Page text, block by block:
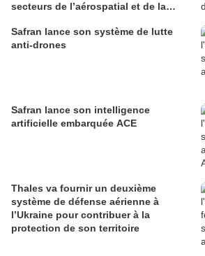
secteurs de l’aérospatial et de la
Safran lance son système de lutte
anti-drones
Safran lance son intelligence
artificielle embarquée ACE
Thales va fournir un deuxième
système de défense aérienne à
l’Ukraine pour contribuer à la
protection de son territoire